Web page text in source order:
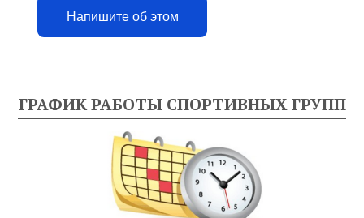
Напишите об этом
ГРАФИК РАБОТЫ СПОРТИВНЫХ ГРУПП